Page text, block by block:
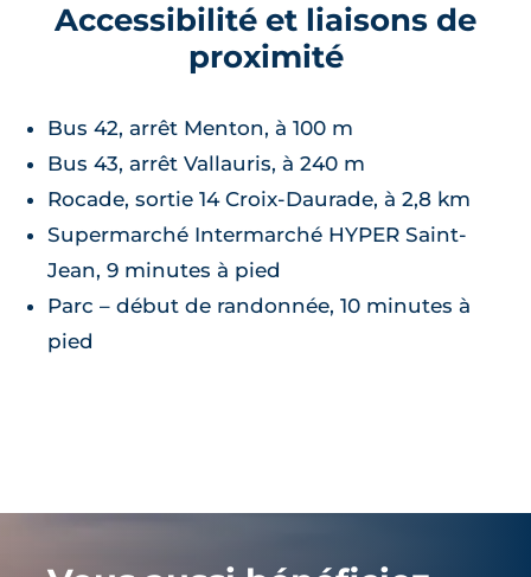
Accessibilité et liaisons de
proximité
Bus 42, arrêt Menton, à 100 m
Bus 43, arrêt Vallauris, à 240 m
Rocade, sortie 14 Croix-Daurade, à 2,8 km
Supermarché Intermarché HYPER Saint-
Jean, 9 minutes à pied
Parc – début de randonnée, 10 minutes à
pied